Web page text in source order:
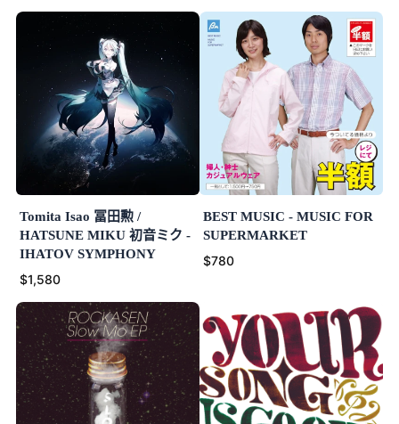
Tomita Isao 冨田勲 /
HATSUNE MIKU 初音ミク -
IHATOV SYMPHONY
$1,580
BEST MUSIC - MUSIC FOR
SUPERMARKET
$780